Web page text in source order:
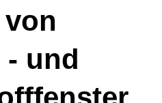
- und